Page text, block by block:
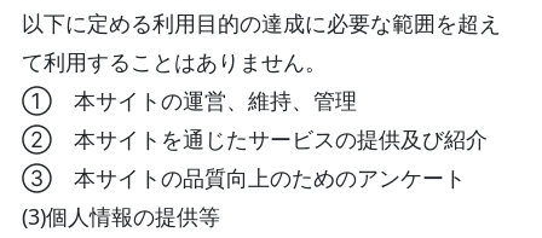
以下に定める利用目的の達成に必要な範囲を超え
て利用することはありません。
① 本サイトの運営、維持、管理
② 本サイトを通じたサービスの提供及び紹介
③ 本サイトの品質向上のためのアンケート
(3)個人情報の提供等